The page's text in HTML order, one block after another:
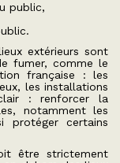
public,
extérieurs sont
fumer, comme le
française : les
les installations
: renforcer la
notamment les
protéger certains
être strictement